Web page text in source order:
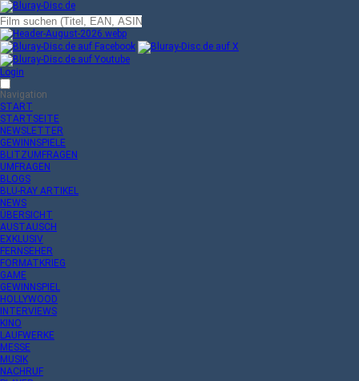
Login
Navigation
START
STARTSEITE
NEWSLETTER
GEWINNSPIELE
BLITZUMFRAGEN
UMFRAGEN
BLOGS
BLU-RAY ARTIKEL
NEWS
ÜBERSICHT
AUSTAUSCH
EXKLUSIV
FERNSEHER
FORMATKRIEG
GAME
GEWINNSPIEL
HOLLYWOOD
INTERVIEWS
KINO
LAUFWERKE
MESSE
MUSIK
NACHRUF